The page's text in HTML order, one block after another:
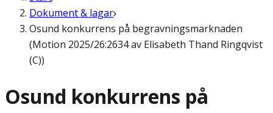
Dokument & lagar
Osund konkurrens på begravningsmarknaden
(Motion 2025/26:2634 av Elisabeth Thand Ringqvist
(C))
Osund konkurrens på